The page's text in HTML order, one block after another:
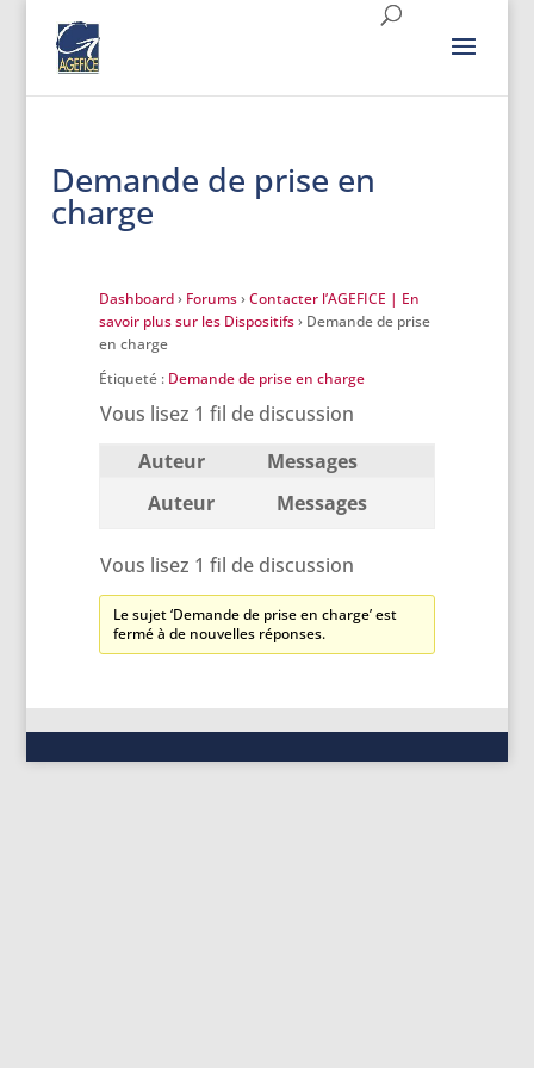
Demande de prise en
charge
Dashboard › Forums › Contacter l’AGEFICE | En
savoir plus sur les Dispositifs › Demande de prise
en charge
Étiqueté : Demande de prise en charge
Vous lisez 1 fil de discussion
Auteur
Messages
Auteur
Messages
Vous lisez 1 fil de discussion
Le sujet ‘Demande de prise en charge’ est
fermé à de nouvelles réponses.